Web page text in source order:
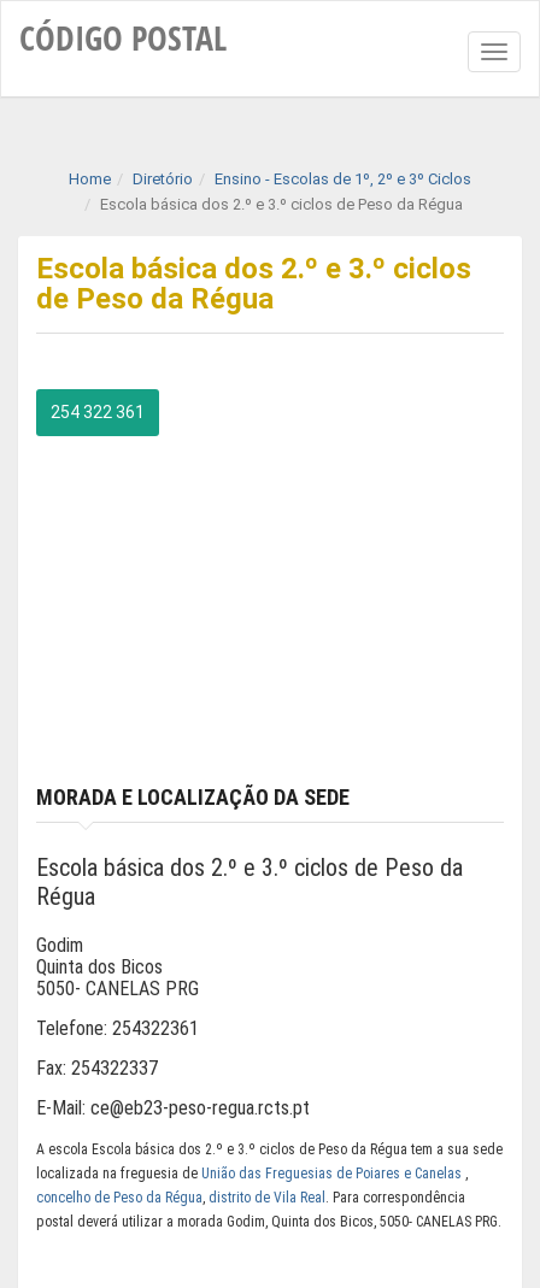
CÓDIGO POSTAL
Home Diretório
Ensino - Escolas de 1º, 2º e 3º Ciclos
Escola básica dos 2.º e 3.º ciclos de Peso da Régua
Escola básica dos 2.º e 3.º ciclos
de Peso da Régua
254 322 361
MORADA E LOCALIZAÇÃO DA SEDE
Escola básica dos 2.º e 3.º ciclos de Peso da
Régua
Godim
Quinta dos Bicos
5050- CANELAS PRG
Telefone: 254322361
Fax: 254322337
E-Mail: ce@eb23-peso-regua.rcts.pt
A escola Escola básica dos 2.º e 3.º ciclos de Peso da Régua tem a sua sede
localizada na freguesia de União das Freguesias de Poiares e Canelas ,
concelho de Peso da Régua, distrito de Vila Real . Para correspondência
postal deverá utilizar a morada Godim, Quinta dos Bicos, 5050- CANELAS PRG.